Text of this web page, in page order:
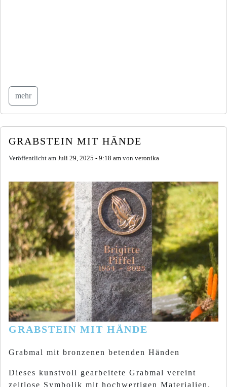
mehr
GRABSTEIN MIT HÄNDE
Veröffentlicht am Juli 29, 2025 - 9:18 am von veronika
GRABSTEIN MIT HÄNDE
Grabmal mit bronzenen betenden Händen
Dieses kunstvoll gearbeitete Grabmal vereint
zeitlose Symbolik mit hochwertigen Materialien.